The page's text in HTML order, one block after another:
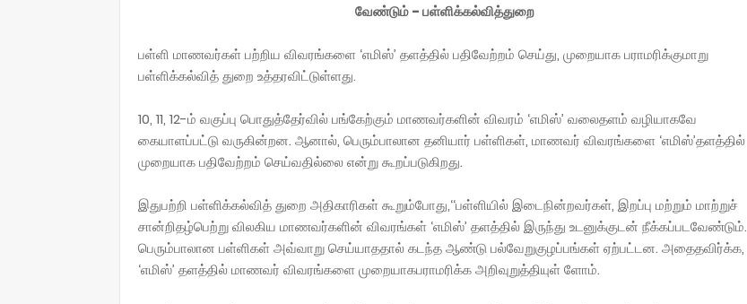
வேண்டும் - பள்ளிக்கல்வித்துறை
பள்ளி மாணவர்கள் பற்றிய விவரங்களை ‘எமிஸ்’ தளத்தில் பதிவேற்றம் செய்து, முறையாக பராமரிக்குமாறு
பள்ளிக்கல்வித் துறை உத்தரவிட்டுள்ளது.
10, 11, 12-ம் வகுப்பு பொதுத்தேர்வில் பங்கேற்கும் மாணவர்களின் விவரம் ‘எமிஸ்’ வலைதளம் வழியாகவே
கையாளப்பட்டு வருகின்றன. ஆனால், பெரும்பாலான தனியார் பள்ளிகள், மாணவர் விவரங்களை ‘எமிஸ்’தளத்தில்
முறையாக பதிவேற்றம் செய்வதில்லை என்று கூறப்படுகிறது.
இதுபற்றி பள்ளிக்கல்வித் துறை அதிகாரிகள் கூறும்போது,‘‘பள்ளியில் இடைநின்றவர்கள், இறப்பு மற்றும் மாற்றுச்
சான்றிதழ்பெற்று விலகிய மாணவர்களின் விவரங்கள் ‘எமிஸ்’ தளத்தில் இருந்து உடனுக்குடன் நீக்கப்படவேண்டும்.
பெரும்பாலான பள்ளிகள் அவ்வாறு செய்யாததால் கடந்த ஆண்டு பல்வேறுகுழப்பங்கள் ஏற்பட்டன. அதைதவிர்க்க,
‘எமிஸ்’ தளத்தில் மாணவர் விவரங்களை முறையாகபராமரிக்க அறிவுறுத்தியுள் ளோம்.